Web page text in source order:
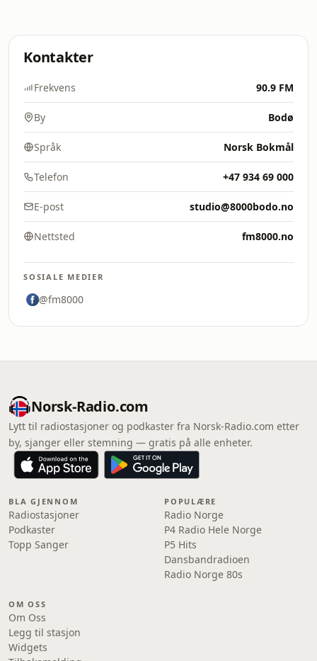
Kontakter
Frekvens 90.9 FM
By Bodø
Språk Norsk Bokmål
Telefon +47 934 69 000
E-post studio@8000bodo.no
Nettsted fm8000.no
SOSIALE MEDIER
@fm8000
Norsk-Radio.com
Lytt til radiostasjoner og podkaster fra Norsk-Radio.com etter
by, sjanger eller stemning — gratis på alle enheter.
BLA GJENNOM
Radiostasjoner
Podkaster
Topp Sanger
POPULÆRE
Radio Norge
P4 Radio Hele Norge
P5 Hits
Dansbandradioen
Radio Norge 80s
OM OSS
Om Oss
Legg til stasjon
Widgets